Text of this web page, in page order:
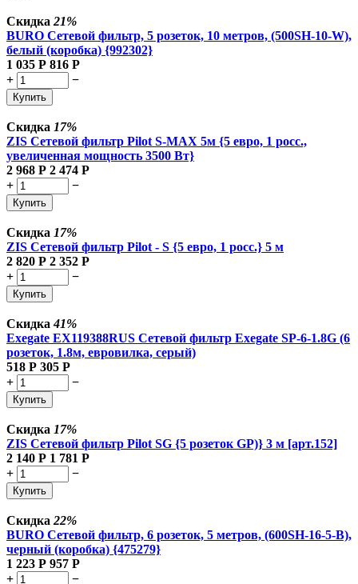
Скидка 21%
BURO Сетевой фильтр, 5 розеток, 10 метров, (500SH-10-W),
белый (коробка) {992302}
1 035 Р 816 Р
+
−
Купить
Скидка 17%
ZIS Сетевой фильтр Pilot S-MAX 5м {5 евро, 1 росс.,
увеличенная мощность 3500 Вт}
2 968 Р 2 474 Р
+
−
Купить
Скидка 17%
ZIS Сетевой фильтр Pilot - S {5 евро, 1 росс.} 5 м
2 820 Р 2 352 Р
+
−
Купить
Скидка41%
Exegate EX119388RUS Сетевой фильтр Exegate SP-6-1.8G (6
розеток, 1.8м, евровилка, серый)
518 Р 305 Р
+
−
Купить
Скидка 17%
ZIS Сетевой фильтр Pilot SG {5 розеток GP)} 3 м [арт.152]
2 140 Р 1 781 Р
+
−
Купить
Скидка 22%
BURO Сетевой фильтр, 6 розеток, 5 метров, (600SH-16-5-B),
черный (коробка) {475279}
1 223 Р 957 Р
+
−